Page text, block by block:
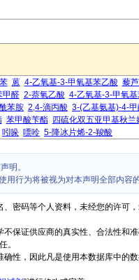
蒽 4-乙氧基-3-甲氧基苯乙酸 藜
甲醛 2-萘氧乙酸 4-乙氧基-3-甲氧
苯胺 2,4-滴丙酸 3-(乙基氨基)-4-
苯甲酸苄酯 四硫化双五亚甲基秋兰
吲哚 嘌呤 5-降冰片烯-2-羧酸
明。
行为将被视为对本声明全部内容的
密码等个人资料，未经您的许可
保证供应商的真实性、合法性和
。
性，因此凡是使用本数据库中的